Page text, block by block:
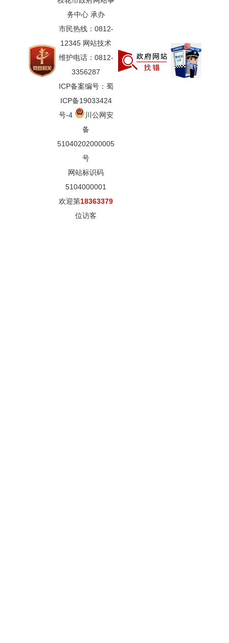
务中心 承办
市民热线：0812-
12345 网站技术
维护电话：0812-
3356287
ICP备案编号：蜀
ICP备19033424
号-4
川公网安
备
51040202000005
号
网站标识码
5104000001
欢迎第18363379
位访客